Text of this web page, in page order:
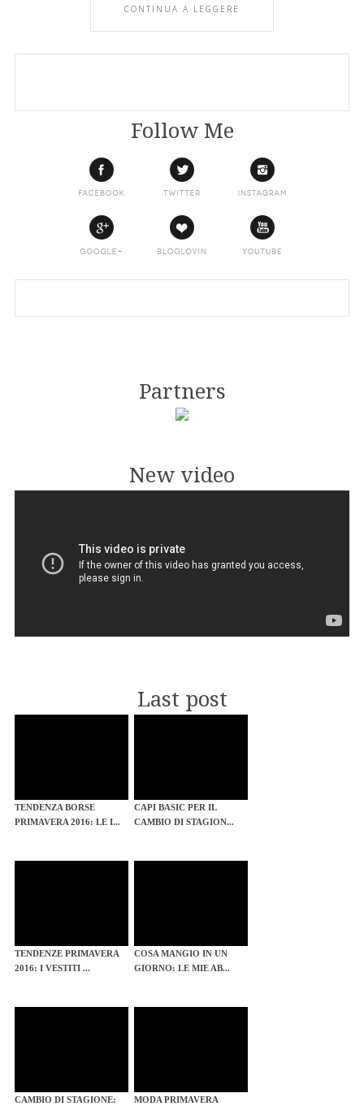
CONTINUA A LEGGERE
Follow Me
Partners
New video
Last post
TENDENZA BORSE
PRIMAVERA 2016: LE I...
CAPI BASIC PER IL
CAMBIO DI STAGION...
TENDENZE PRIMAVERA
2016: I VESTITI ...
COSA MANGIO IN UN
GIORNO: LE MIE AB...
CAMBIO DI STAGIONE:
MODA PRIMAVERA